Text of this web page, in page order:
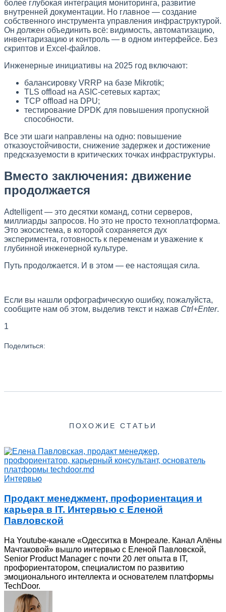
более глубокая интеграция мониторинга, развитие
внутренней документации. Но главное — создание
собственного инструмента управления инфраструктурой.
Он должен объединить всё: видимость, автоматизацию,
инвентаризацию и контроль — в одном интерфейсе. Без
скриптов и Excel-файлов.
Инженерные инициативы на 2025 год включают:
балансировку VRRP на базе Mikrotik;
TLS offload на ASIC-сетевых картах;
TCP offload на DPU;
тестирование DPDK для повышения пропускной
способности.
Все эти шаги направлены на одно: повышение
отказоустойчивости, снижение задержек и достижение
предсказуемости в критических точках инфраструктуры.
Вместо заключения: движение
продолжается
Adtelligent — это десятки команд, сотни серверов,
миллиарды запросов. Но это не просто техноплатформа.
Это экосистема, в которой сохраняется дух
эксперимента, готовность к переменам и уважение к
глубинной инженерной культуре.
Путь продолжается. И в этом — ее настоящая сила.
Если вы нашли орфографическую ошибку, пожалуйста,
сообщите нам об этом, выделив текст и нажав Ctrl+Enter.
1
Поделиться:
ПОХОЖИЕ СТАТЬИ
Интервью
Продакт менеджмент, профориентация и
карьера в IT. Интервью с Еленой
Павловской
На Youtube-канале «Одесситка в Монреале. Канал Алёны
Мачтаковой» вышло интервью с Еленой Павловской,
Senior Product Manager с почти 20 лет опыта в IT,
профориентатором, специалистом по развитию
эмоционального интеллекта и основателем платформы
TechDoor.